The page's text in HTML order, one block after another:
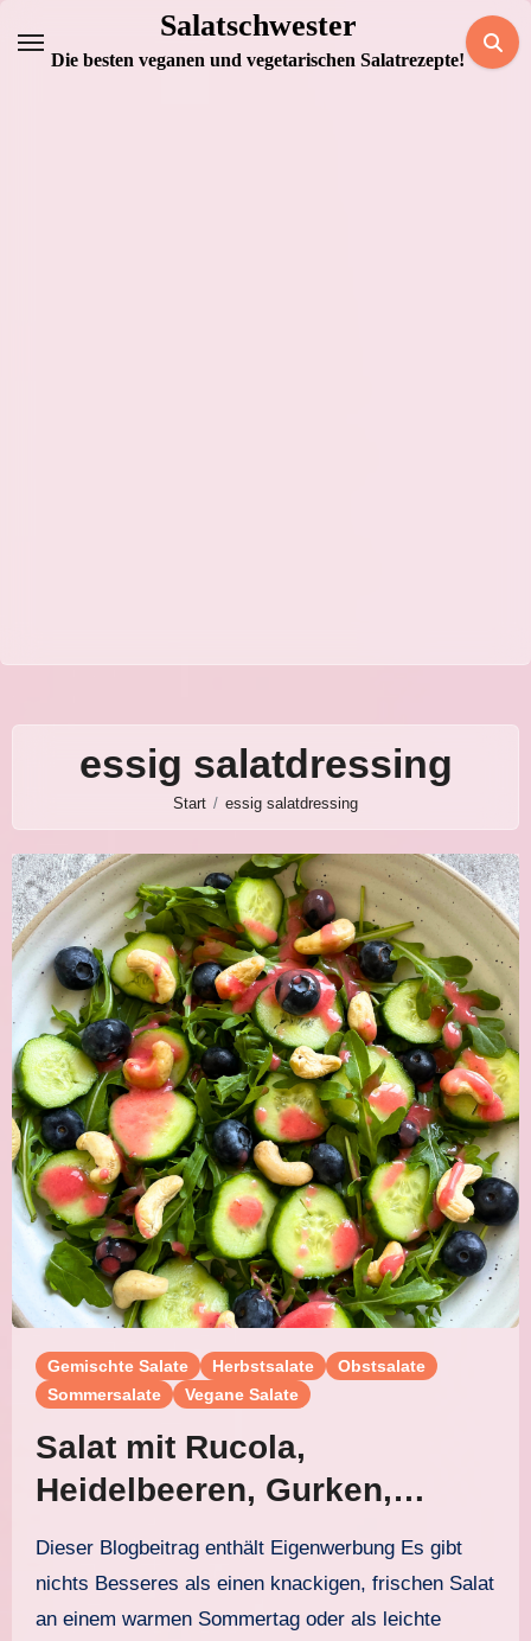
Inhalt
Salatschwester
Die besten veganen und vegetarischen Salatrezepte!
essig salatdressing
Start essig salatdressing
Gemischte Salate Herbstsalate
Obstsalate
Sommersalate
Vegane Salate
Salat mit Rucola,
Heidelbeeren, Gurken,
Cashewkernen und
Himbeervinaigrette
Dieser Blogbeitrag enthält Eigenwerbung Es gibt
nichts Besseres als einen knackigen, frischen Salat
an einem warmen Sommertag oder als leichte